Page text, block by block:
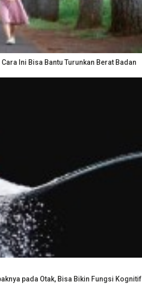
Ini Bisa Bantu Turunkan Berat Badan
pada Otak, Bisa Bikin Fungsi Kognitif